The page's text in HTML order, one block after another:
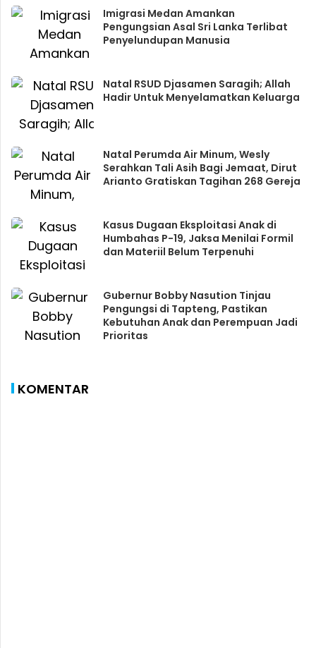
Imigrasi Medan Amankan
Pengungsian Asal Sri Lanka Terlibat
Penyelundupan Manusia
Natal RSUD Djasamen Saragih; Allah
Hadir Untuk Menyelamatkan Keluarga
Natal Perumda Air Minum, Wesly
Serahkan Tali Asih Bagi Jemaat, Dirut
Arianto Gratiskan Tagihan 268 Gereja
Kasus Dugaan Eksploitasi Anak di
Humbahas P-19, Jaksa Menilai Formil
dan Materiil Belum Terpenuhi
Gubernur Bobby Nasution Tinjau
Pengungsi di Tapteng, Pastikan
Kebutuhan Anak dan Perempuan Jadi
Prioritas
KOMENTAR